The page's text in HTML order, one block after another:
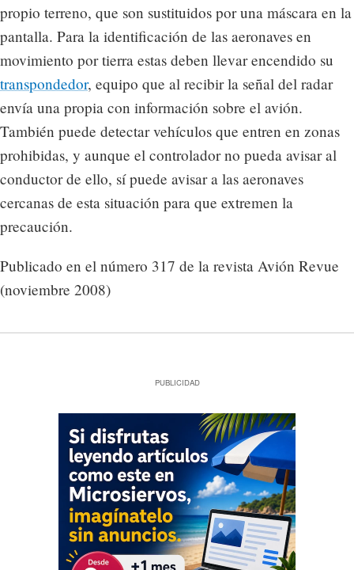
propio terreno, que son sustituidos por una máscara en la
pantalla. Para la identificación de las aeronaves en
movimiento por tierra estas deben llevar encendido su
transpondedor, equipo que al recibir la señal del radar
envía una propia con información sobre el avión.
También puede detectar vehículos que entren en zonas
prohibidas, y aunque el controlador no pueda avisar al
conductor de ello, sí puede avisar a las aeronaves
cercanas de esta situación para que extremen la
precaución.
Publicado en el número 317 de la revista Avión Revue
(noviembre 2008)
PUBLICIDAD